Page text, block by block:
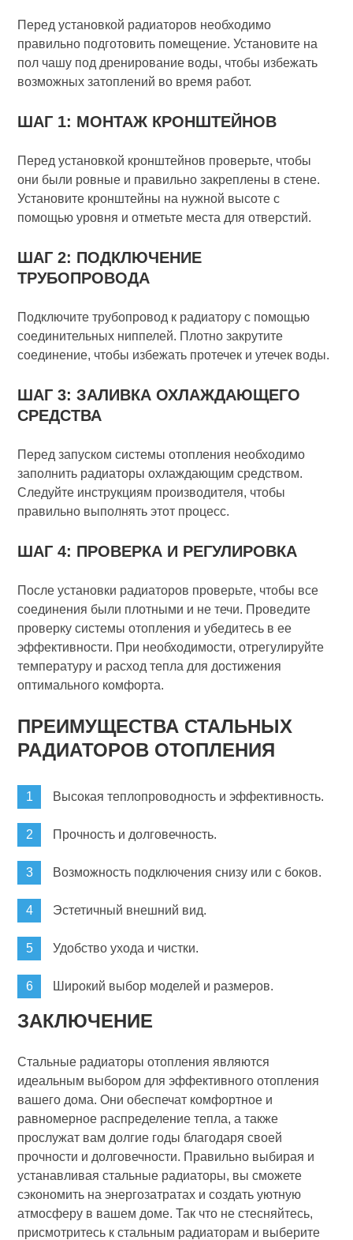
Перед установкой радиаторов необходимо
правильно подготовить помещение. Установите на
пол чашу под дренирование воды, чтобы избежать
возможных затоплений во время работ.
ШАГ 1: МОНТАЖ КРОНШТЕЙНОВ
Перед установкой кронштейнов проверьте, чтобы
они были ровные и правильно закреплены в стене.
Установите кронштейны на нужной высоте с
помощью уровня и отметьте места для отверстий.
ШАГ 2: ПОДКЛЮЧЕНИЕ
ТРУБОПРОВОДА
Подключите трубопровод к радиатору с помощью
соединительных ниппелей. Плотно закрутите
соединение, чтобы избежать протечек и утечек воды.
ШАГ 3: ЗАЛИВКА ОХЛАЖДАЮЩЕГО
СРЕДСТВА
Перед запуском системы отопления необходимо
заполнить радиаторы охлаждающим средством.
Следуйте инструкциям производителя, чтобы
правильно выполнять этот процесс.
ШАГ 4: ПРОВЕРКА И РЕГУЛИРОВКА
После установки радиаторов проверьте, чтобы все
соединения были плотными и не течи. Проведите
проверку системы отопления и убедитесь в ее
эффективности. При необходимости, отрегулируйте
температуру и расход тепла для достижения
оптимального комфорта.
ПРЕИМУЩЕСТВА СТАЛЬНЫХ
РАДИАТОРОВ ОТОПЛЕНИЯ
Высокая теплопроводность и эффективность.
Прочность и долговечность.
Возможность подключения снизу или с боков.
Эстетичный внешний вид.
Удобство ухода и чистки.
Широкий выбор моделей и размеров.
ЗАКЛЮЧЕНИЕ
Стальные радиаторы отопления являются
идеальным выбором для эффективного отопления
вашего дома. Они обеспечат комфортное и
равномерное распределение тепла, а также
прослужат вам долгие годы благодаря своей
прочности и долговечности. Правильно выбирая и
устанавливая стальные радиаторы, вы сможете
сэкономить на энергозатратах и создать уютную
атмосферу в вашем доме. Так что не стесняйтесь,
присмотритесь к стальным радиаторам и выберите